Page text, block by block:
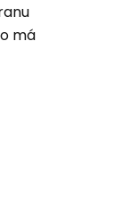
má